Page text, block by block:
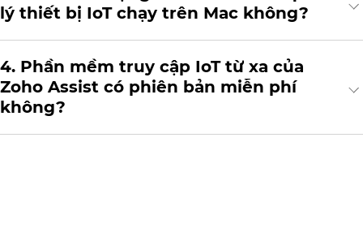
lý thiết bị IoT chạy trên Mac không?
Phần mềm truy cập IoT từ xa của
Zoho Assist có phiên bản miễn phí
không?